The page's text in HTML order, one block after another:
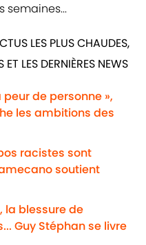
semaines...
LES PLUS CHAUDES,
ET LES DERNIÈRES NEWS
peur de personne »,
les ambitions des
racistes sont
soutient
la blessure de
Guy Stéphan se livre